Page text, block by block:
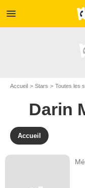
menu
Accueil Stars Toutes les
Darin
Accueil